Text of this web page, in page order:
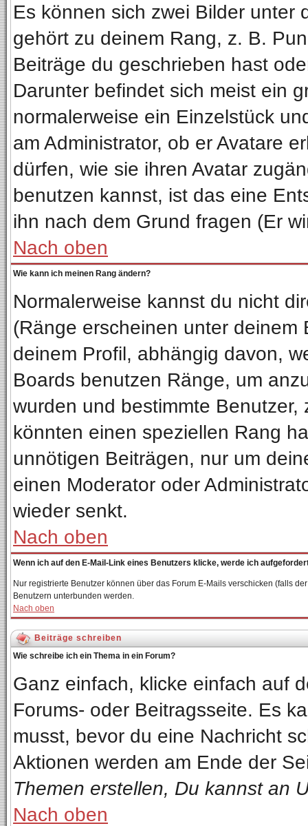
Es können sich zwei Bilder unter
gehört zu deinem Rang, z. B.
Beiträge du geschrieben hast
Darunter befindet sich meist ein
normalerweise ein Einzelstück
am Administrator, ob er Avatare
dürfen, wie sie ihren Avatar
benutzen kannst, ist das eine
ihn nach dem Grund fragen (Er
Nach oben
Wie kann ich meinen Rang ändern?
Normalerweise kannst du nicht
(Ränge erscheinen unter
deinem Profil, abhängig davon,
Boards benutzen Ränge, um
wurden und bestimmte
könnten einen speziellen Rang
unnötigen Beiträgen, nur um
einen Moderator oder
wieder senkt.
Nach oben
Wenn ich auf den E-Mail-Link eines Benutzers klicke, werde ich
Nur registrierte Benutzer können über das Forum E-Mails verschicken (falls
Benutzern unterbunden werden.
Nach oben
Beiträge schreiben
Wie schreibe ich ein Thema in ein Forum?
Ganz einfach, klicke einfach auf
Forums- oder Beitragsseite. Es
musst, bevor du eine Nachricht
Aktionen werden am Ende der
Themen erstellen, Du kannst an
Nach oben